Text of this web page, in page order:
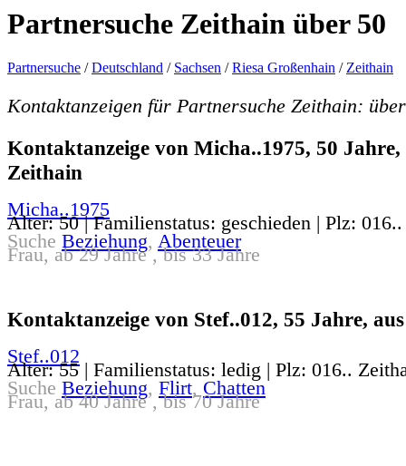
Partnersuche Zeithain über 50
Partnersuche /Deutschland / Sachsen /Riesa Großenhain /Zeithain
Kontaktanzeigen für Partnersuche Zeithain:
Kontaktanzeige von Micha..1975, 50 Jahre,
Zeithain
Micha..1975
Alter: 50 | Familienstatus: geschieden | Plz:
Suche Beziehung, Abenteuer
Frau, ab 29 Jahre , bis 33 Jahre
Kontaktanzeige von Stef..012, 55 Jahre,
Stef..012
Alter: 55 | Familienstatus: ledig | Plz: 016..
Suche Beziehung, Flirt, Chatten
Frau, ab 40 Jahre , bis 70 Jahre